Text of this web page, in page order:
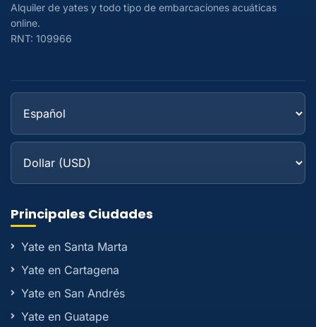
Alquiler de yates y todo tipo de embarcaciones acuáticas
online.
RNT: 109966
Principales Ciudades
Yate en Santa Marta
Yate en Cartagena
Yate en San Andrés
Yate en Guatape